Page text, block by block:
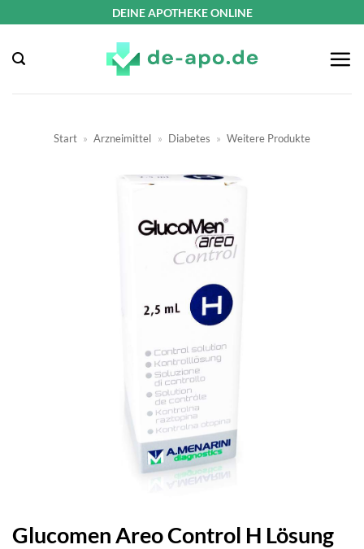
springen
DEINE APOTHEKE ONLINE
Start » Arzneimittel » Diabetes » Weitere Produkte
Glucomen Areo Control H Lösung